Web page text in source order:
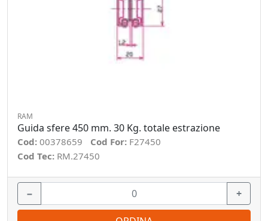
RAM
Guida sfere 450 mm. 30 Kg. totale estrazione
Cod: 00378659 Cod For: F27450
Cod Tec: RM.27450
− +